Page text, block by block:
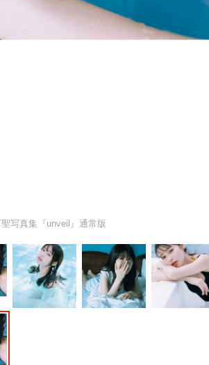
写真集『unveil』通常版